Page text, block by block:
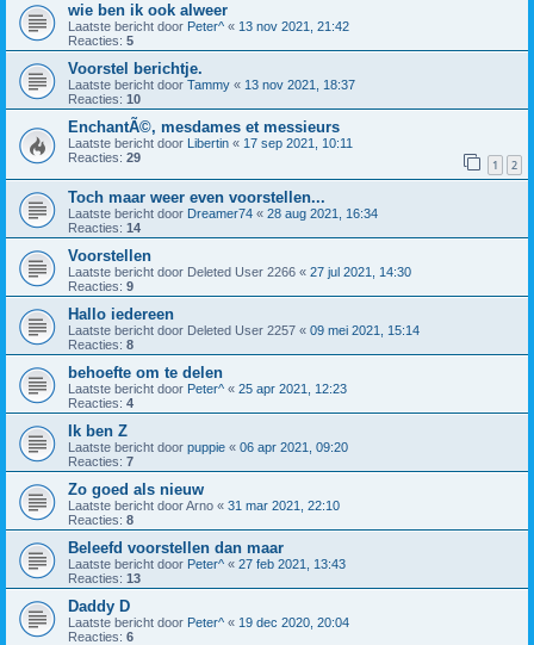
wie ben ik ook alweer
Laatste bericht door Peter^ « 13 nov 2021, 21:42
Reacties: 5
Voorstel berichtje.
Laatste bericht door Tammy « 13 nov 2021, 18:37
Reacties: 10
EnchantÃ©, mesdames et messieurs
Laatste bericht door Libertin « 17 sep 2021, 10:11
Reacties: 29 1 2
Toch maar weer even voorstellen...
Laatste bericht door Dreamer74 « 28 aug 2021, 16:34
Reacties: 14
Voorstellen
Laatste bericht door Deleted User 2266 « 27 jul 2021, 14:30
Reacties: 9
Hallo iedereen
Laatste bericht door Deleted User 2257 « 09 mei 2021, 15:14
Reacties: 8
behoefte om te delen
Laatste bericht door Peter^ « 25 apr 2021, 12:23
Reacties: 4
Ik ben Z
Laatste bericht door puppie « 06 apr 2021, 09:20
Reacties: 7
Zo goed als nieuw
Laatste bericht doorArno « 31 mar 2021, 22:10
Reacties: 8
Beleefd voorstellen dan maar
Laatste bericht door Peter^ « 27 feb 2021, 13:43
Reacties: 13
Daddy D
Laatste bericht door Peter^ « 19 dec 2020, 20:04
Reacties: 6